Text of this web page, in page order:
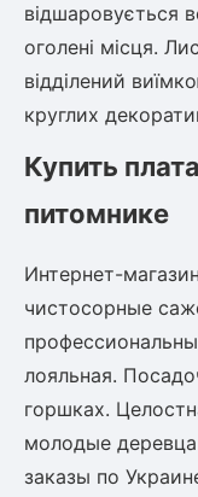
Молодило
М'ята
Лаванда
Бамбук
Очиток
Барвінок
Чемерник
Рослини
Гліцинія
Плющ
Клематіс
відшаровується
оголені місця.
відділений
круглих
Купить
питомнике
Интернет-
чистосорные
лояльная.
горшках.
молодые
заказы по